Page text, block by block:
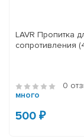
LAVR Пропитка
сопротивления
0
много
500 ₽